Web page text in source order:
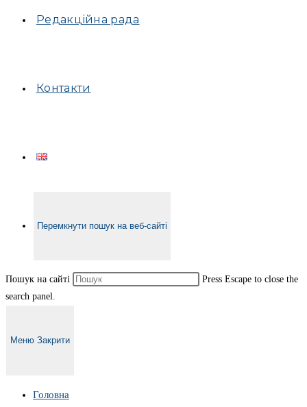
Редакційна рада
Контакти
Перемкнути пошук на веб-сайті
Пошук на сайті
Press Escape to close the
search panel.
Меню Закрити
Головна